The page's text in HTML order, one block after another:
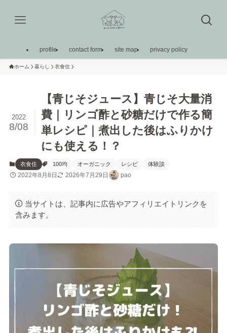
profile contact form site map privacy policy
ホーム 暮らし 衣食住
【青じそジュース】青じそ大量消
費｜リンゴ酢と砂糖だけで作る簡
単レシピ｜煮出した後はふりかけ
にも使える！？
2022
8/08
衣食住 100均 オーガニック レシピ 体験談
2022年8月8日 2026年7月29日 pao
当サイトは、記事内に広告やアフィリエイトリンクを
含みます。